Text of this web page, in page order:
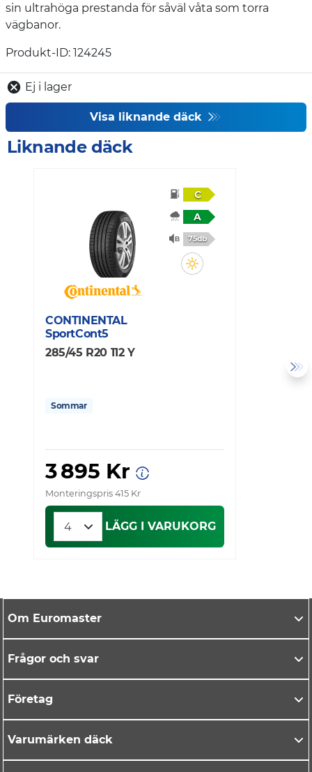
sin ultrahöga prestanda för såväl våta som torra
vägbanor.
Produkt-ID: 124245
Ej i lager
Visa liknande däck
Liknande däck
C
A
75db
CONTINENTAL
SportCont5
285/45 R20 112 Y
Sommar
3 895 Kr
Monteringspris 415 Kr
LÄGG I VARUKORG
Om Euromaster
Frågor och svar
Företag
Varumärken däck